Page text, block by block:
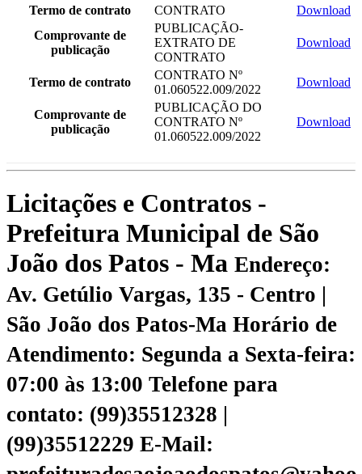
Termo de contrato CONTRATO
Download
Comprovante de
publicação
PUBLICAÇÃO-
EXTRATO DE
CONTRATO
Download
Termo de contrato
CONTRATO Nº
01.060522.009/2022
Download
Comprovante de
publicação
PUBLICAÇÃO DO
CONTRATO Nº
01.060522.009/2022
Download
Licitações e Contratos -
Prefeitura Municipal de São
João dos Patos - Ma Endereço:
Av. Getúlio Vargas, 135 - Centro |
São João dos Patos-Ma Horário de
Atendimento: Segunda a Sexta-feira:
07:00 às 13:00 Telefone para
contato: (99)35512328 |
(99)35512229 E-Mail: